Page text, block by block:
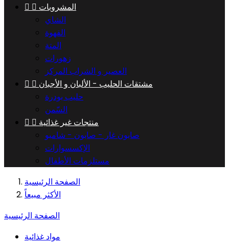
  المشروبات
الشاي
القهوة
المتة
زهورات
العصير و الشراب المركز
  مشتقات الحليب - الألبان و الأجبان
حليب بودرة
السّمن
  منتجات غير غذائية
صابون غار - صابون - شامبو
الإكسسوارات
مستلزمات الأطفال
الصفحة الرئيسية
الأكثر مبيعاً
الصفحة الرئيسية
مواد غذائية